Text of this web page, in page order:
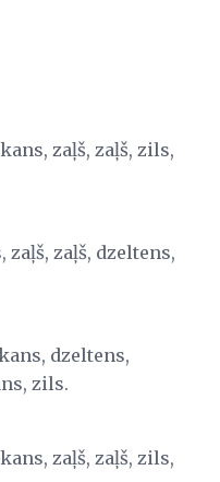
zaļš, zaļš, zils,
zaļš, dzeltens,
dzeltens,
zils.
zaļš, zaļš, zils,